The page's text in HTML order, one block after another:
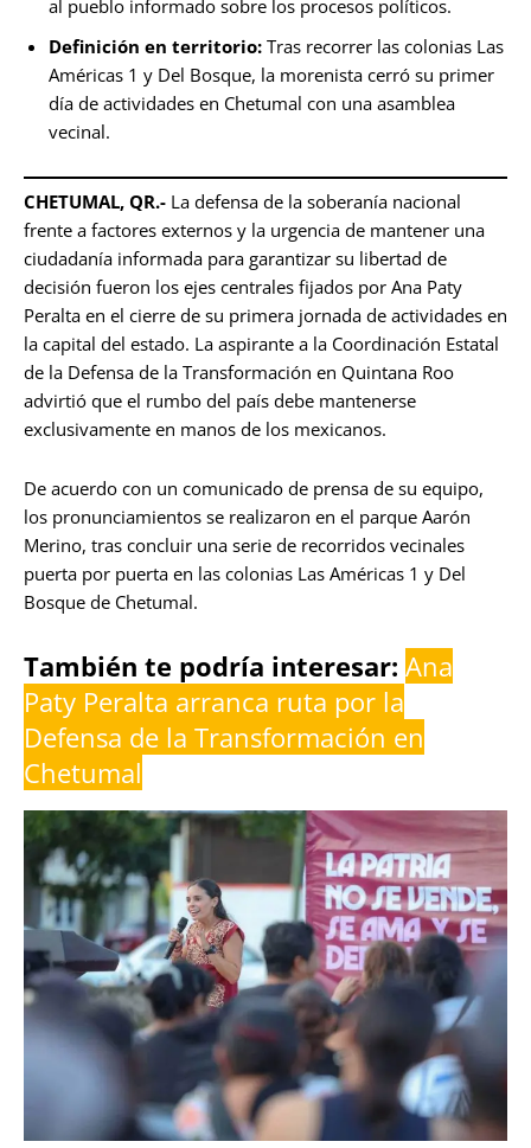
al pueblo informado sobre los procesos políticos.
Definición en territorio: Tras recorrer las colonias Las
Américas 1 y Del Bosque, la morenista cerró su primer
día de actividades en Chetumal con una asamblea
vecinal.
CHETUMAL, QR.- La defensa de la soberanía nacional
frente a factores externos y la urgencia de mantener una
ciudadanía informada para garantizar su libertad de
decisión fueron los ejes centrales fijados por Ana Paty
Peralta en el cierre de su primera jornada de actividades en
la capital del estado. La aspirante a la Coordinación Estatal
de la Defensa de la Transformación en Quintana Roo
advirtió que el rumbo del país debe mantenerse
exclusivamente en manos de los mexicanos.
De acuerdo con un comunicado de prensa de su equipo,
los pronunciamientos se realizaron en el parque Aarón
Merino, tras concluir una serie de recorridos vecinales
puerta por puerta en las colonias Las Américas 1 y Del
Bosque de Chetumal.
También te podría interesar: Ana
Paty Peralta arranca ruta por la
Defensa de la Transformación en
Chetumal